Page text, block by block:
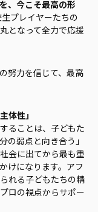
、今こそ最高の形
プレイヤーたちの
となって全力で応援
努力を信じて、最高
体性」
ることは、子どもた
の弱点と向き合う」
会に出てから最も重
けになります。アフ
れる子どもたちの精
ロの視点からサポー